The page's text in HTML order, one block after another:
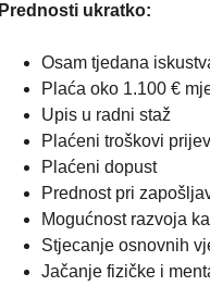
Prednosti ukratko:
Osam tjedana
Plaća oko 1.100 €
Upis u radni staž
Plaćeni troškovi
Plaćeni dopust
Prednost pri
Mogućnost razvoja
Stjecanje osnovnih
Jačanje fizičke i